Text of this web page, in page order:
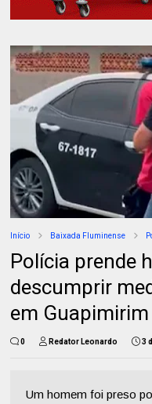
Início Baixada Fluminense
Polícia prende
descumprir
em Guapimirim
0 Redator Leonardo 3
Um homem foi preso